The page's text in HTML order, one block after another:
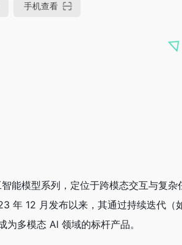
手机查看
能模型系列，定位于跨模态交互与复杂
年 12 月发布以来，其通过持续迭代
多模态 AI 领域的标杆产品。